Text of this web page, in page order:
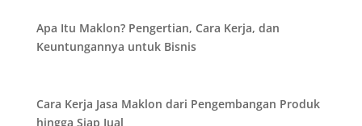
Apa Itu Maklon? Pengertian, Cara Kerja, dan
Keuntungannya untuk Bisnis
Cara Kerja Jasa Maklon dari Pengembangan Produk
hingga Siap Jual